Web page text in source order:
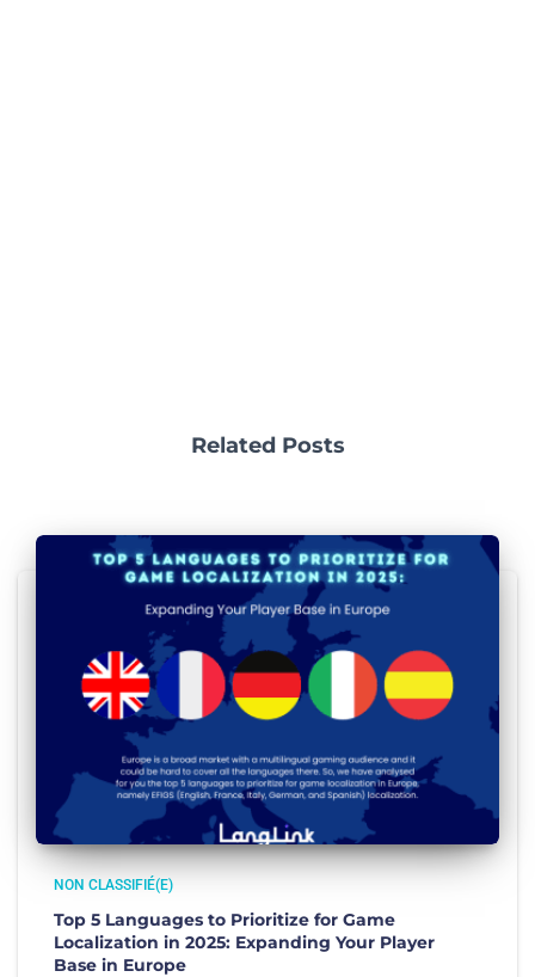
Related Posts
NON CLASSIFIÉ(E)
Top 5 Languages to Prioritize for Game
Localization in 2025: Expanding Your Player
Base in Europe